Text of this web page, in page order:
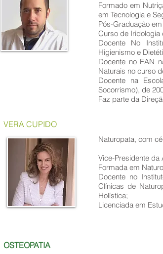
Formado em
em Tecnologia e
Pós-Graduação
Curso de Iridologia
Docente No
Higienismo e
Docente no EAN
Naturais no curso
Docente na
Socorrismo), de
Faz parte da
VERA CUPIDO
Naturopata, com
Vice-Presidente da
Formada em
Docente no
Clínicas de
Holística;
Licenciada em
OSTEOPATIA